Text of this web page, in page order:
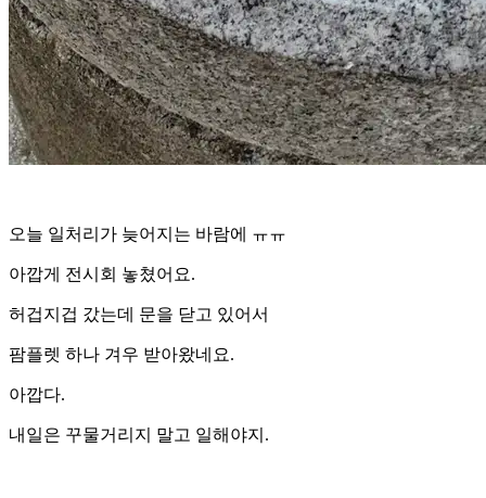
오늘 일처리가 늦어지는 바람에 ㅠㅠ
아깝게 전시회 놓쳤어요.
허겁지겁 갔는데 문을 닫고 있어서
팜플렛 하나 겨우 받아왔네요.
아깝다.
내일은 꾸물거리지 말고 일해야지.